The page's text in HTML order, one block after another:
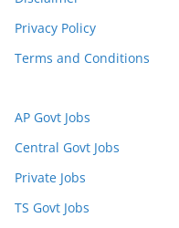
Privacy Policy
Terms and Conditions
AP Govt Jobs
Central Govt Jobs
Private Jobs
TS Govt Jobs